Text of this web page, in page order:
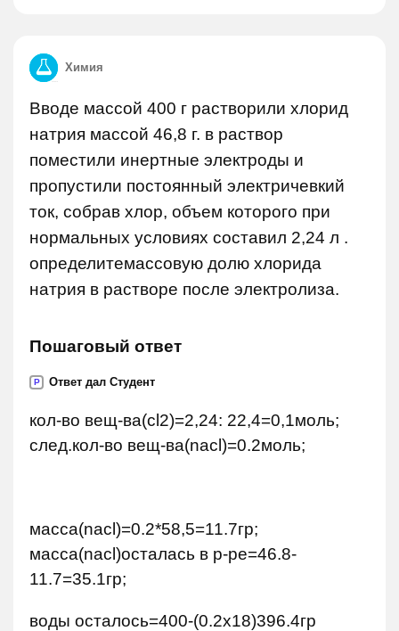
Химия
Вводе массой 400 г растворили хлорид
натрия массой 46,8 г. в раствор
поместили инертные электроды и
пропустили постоянный электричевкий
ток, собрав хлор, объем которого при
нормальных условиях составил 2,24 л .
определитемассовую долю хлорида
натрия в растворе после электролиза.
Пошаговый ответ
P Ответ дал Студент
кол-во вещ-ва(cl2)=2,24: 22,4=0,1моль;
след.кол-во вещ-ва(nacl)=0.2моль;
масса(nacl)=0.2*58,5=11.7гр;
масса(nacl)осталась в р-ре=46.8-
11.7=35.1гр;
воды осталось=400-(0.2х18)396.4гр